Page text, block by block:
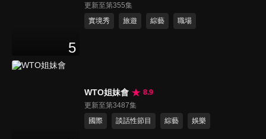
5
更新至第355集
實境秀
旅遊 綜藝 職場
WTO姐妹會
8.9
更新至第3487集
國際
談話性節目 綜藝 娛樂